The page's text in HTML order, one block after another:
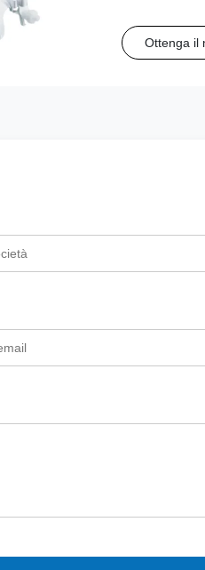
tipo
dimensioni
Ottenga il